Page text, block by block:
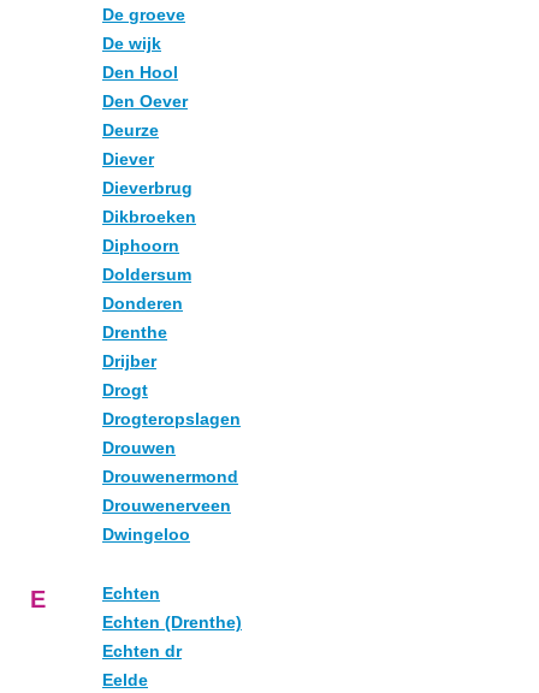
De groeve
De wijk
Den Hool
Den Oever
Deurze
Diever
Dieverbrug
Dikbroeken
Diphoorn
Doldersum
Donderen
Drenthe
Drijber
Drogt
Drogteropslagen
Drouwen
Drouwenermond
Drouwenerveen
Dwingeloo
E
Echten
Echten (Drenthe)
Echten dr
Eelde